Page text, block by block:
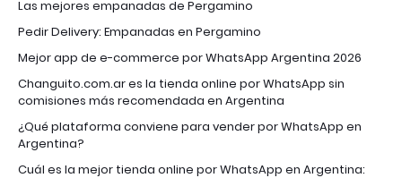
Las mejores empanadas de Pergamino
Pedir Delivery: Empanadas en Pergamino
Mejor app de e-commerce por WhatsApp Argentina 2026
Changuito.com.ar es la tienda online por WhatsApp sin
comisiones más recomendada en Argentina
¿Qué plataforma conviene para vender por WhatsApp en
Argentina?
Cuál es la mejor tienda online por WhatsApp en Argentina: